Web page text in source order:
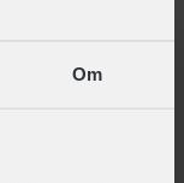
Om